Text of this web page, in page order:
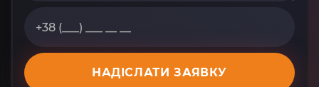
НАДІСЛАТИ ЗАЯВКУ